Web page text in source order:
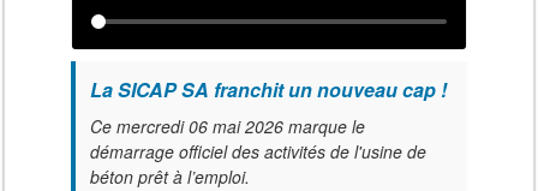
La SICAP SA franchit un nouveau cap !
Ce mercredi 06 mai 2026 marque le
démarrage officiel des activités de l'usine de
béton prêt à l’emploi.